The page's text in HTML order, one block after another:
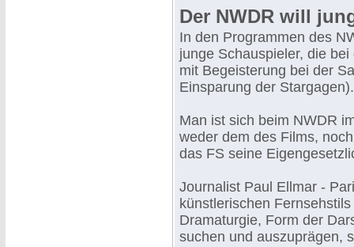
Der NWDR will
In den Programmen des
junge Schauspieler, die
mit Begeisterung bei der
Einsparung der Stargagen).
Man ist sich beim NWDR
weder dem des Films,
das FS seine
Journalist Paul Ellmar -
künstlerischen
Dramaturgie, Form der
suchen und auszuprägen,